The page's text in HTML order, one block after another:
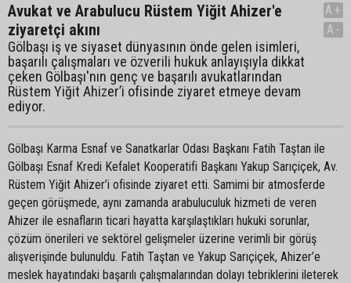
Avukat ve Arabulucu Rüstem Yiğit Ahizer'e
ziyaretçi akını
Gölbaşı iş ve siyaset dünyasının önde gelen isimleri,
başarılı çalışmaları ve özverili hukuk anlayışıyla dikkat
çeken Gölbaşı'nın genç ve başarılı avukatlarından
Rüstem Yiğit Ahizer’i ofisinde ziyaret etmeye devam
ediyor.
A+
A-
Gölbaşı Karma Esnaf ve Sanatkarlar Odası Başkanı Fatih Taştan ile
Gölbaşı Esnaf Kredi Kefalet Kooperatifi Başkanı Yakup Sarıçiçek, Av.
Rüstem Yiğit Ahizer’i ofisinde ziyaret etti. Samimi bir atmosferde
geçen görüşmede, aynı zamanda arabuluculuk hizmeti de veren
Ahizer ile esnafların ticari hayatta karşılaştıkları hukuki sorunlar,
çözüm önerileri ve sektörel gelişmeler üzerine verimli bir görüş
alışverişinde bulunuldu. Fatih Taştan ve Yakup Sarıçiçek, Ahizer’e
meslek hayatındaki başarılı çalışmalarından dolayı tebriklerini ileterek